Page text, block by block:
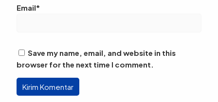
Email*
Save my name, email, and website in this
browser for the next time I comment.